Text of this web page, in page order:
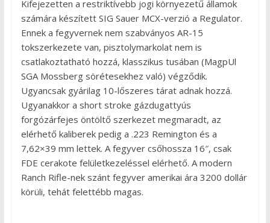
Kifejezetten a restriktívebb jogi környezetű államok
számára készített SIG Sauer MCX-verzió a Regulator.
Ennek a fegyvernek nem szabványos AR-15
tokszerkezete van, pisztolymarkolat nem is
csatlakoztatható hozzá, klasszikus tusában (MagpUl
SGA Mossberg sörétesekhez való) végződik.
Ugyancsak gyárilag 10-lőszeres tárat adnak hozzá.
Ugyanakkor a short stroke gázdugattyús
forgózárfejes öntöltő szerkezet megmaradt, az
elérhető kaliberek pedig a .223 Remington és a
7,62×39 mm lettek. A fegyver csőhossza 16″, csak
FDE cerakote felületkezeléssel elérhető. A modern
Ranch Rifle-nek szánt fegyver amerikai ára 3200 dollár
körüli, tehát felettébb magas.